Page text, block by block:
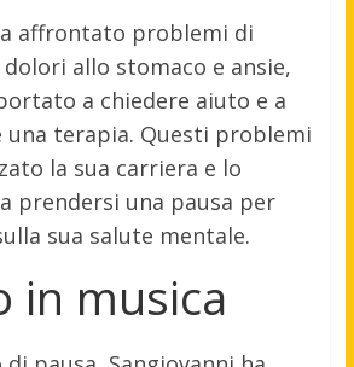
affrontato problemi di
allo stomaco e ansie,
a chiedere aiuto e a
terapia. Questi problemi
la sua carriera e lo
prendersi una pausa per
sua salute mentale.
in musica